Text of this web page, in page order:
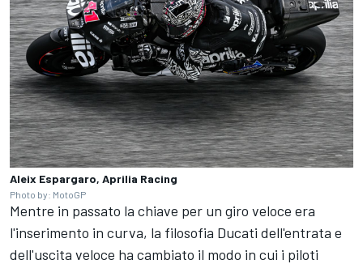
Aleix Espargaro, Aprilia Racing
Photo by: MotoGP
Mentre in passato la chiave per un giro veloce era
l'inserimento in curva, la filosofia Ducati dell'entrata e
dell'uscita veloce ha cambiato il modo in cui i piloti